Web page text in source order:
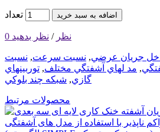
تعداد اضافه به سبد خرید
0 نظر / نظر بدهید
جريان عرضي, نسبت سرعت, نسبت
, مد لهاي آشفتگي مختلف, توربينهاي
گازي, شبكه چند بلوكي
محصولات مرتبط